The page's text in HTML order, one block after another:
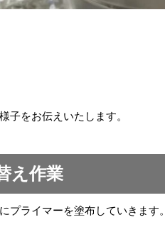
子をお伝えいたします。
え作業
プライマーを塗布していきます。